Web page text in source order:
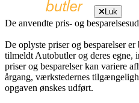
Luk
De anvendte pris- og
De oplyste priser og besparelser
tilmeldt Autobutler og deres egne,
priser og besparelser kan variere
årgang, værkstedernes
opgaven ønskes udført.